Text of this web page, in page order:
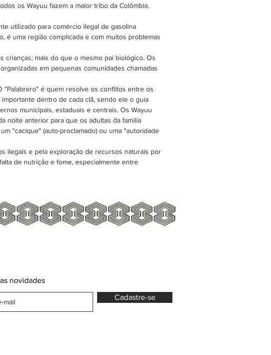
GRANDE.
os Wayuu fazem a maior tribo da Colômbia,
utilizado para comércio ilegal de gasolina
é uma região complicada e com muitos problemas
crianças; mais do que o mesmo pai biológico. Os
em pequenas comunidades chamadas
"Palabrero" é quem resolve os conflitos entre os
dentro de cada clã, sendo ele o guia
municipais, estaduais e centrais. Os Wayuu
noite anterior para que os adultas da familia
"cacique" (auto-proclamado) ou uma "autoridade
ilegais e pela exploração de recursos naturais por
de nutrição e fome, especialmente entre
novidades
Cadastre-se